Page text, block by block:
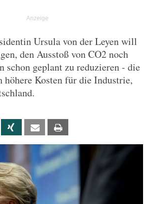
Ursula von der Leyen will
den Ausstoß von CO2 noch
schon geplant zu reduzieren - die
höhere Kosten für die Industrie,
Linkedin Xing Email